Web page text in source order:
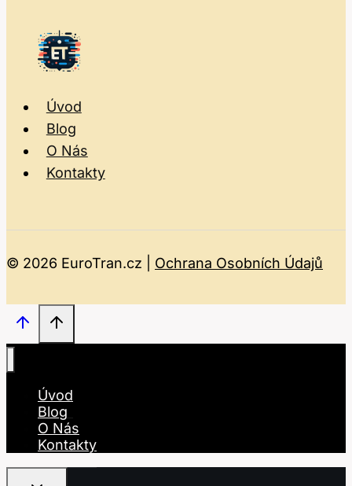
Úvod
Blog
O Nás
Kontakty
© 2026 EuroTran.cz | Ochrana Osobních Údajů
Úvod
Blog
O Nás
Kontakty